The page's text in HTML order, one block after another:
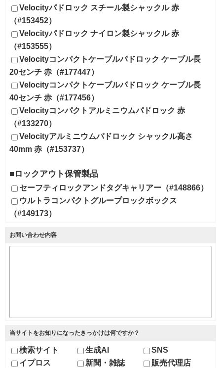
Velocityパドロック スチール製シャックル 赤
（#153452）
Velocityパドロック ナイロン製シャックル 赤
（#153555）
Velocityコンパクトケーブルパドロック ケーブル長
20センチ 赤（#177447）
Velocityコンパクトケーブルパドロック ケーブル長
40センチ 赤（#177456）
Velocityコンパクトアルミニウムパドロック 赤
（#133270）
Velocityアルミニウムパドロック シャックル高さ
40mm 赤（#153737）
■ロックアウト保管製品
セーフティロックアンドタグキャリアー（#148866）
ウルトラコンパクトグループロックボックス
（#149173）
お問い合わせ内容
当サイトをお知りになったきっかけは何ですか？
検索サイト 生成AI
SNS
イプロス
新聞・雑誌 販売代理店